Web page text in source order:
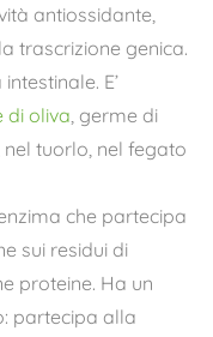
antiossidante,
trascrizione genica.
E’
di oliva, germe di
tuorlo, nel fegato
che partecipa
sui residui di
proteine. Ha un
partecipa alla